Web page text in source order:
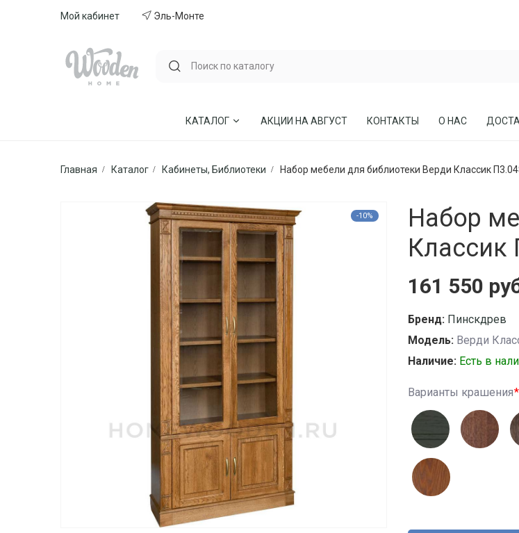
Мой кабинет Эль-Монте
КАТАЛОГ
МЕБЕЛЬ ИЗ СОСНЫ
КУХНИ
ДЕТСКИЕ
АКЦИИ НА АВГУСТ КОНТАКТЫ О НАС
Главная Каталог Кабинеты, Библиотеки Набор мебели для библиотеки Верди Классик
-10%
Набор
Классик
161 550
Бренд: Пинскдрев
Модель: Верди
Наличие: Есть в
Варианты крашения